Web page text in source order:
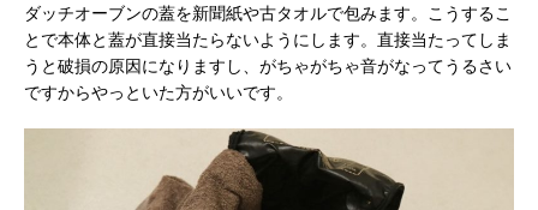
ダッチオーブンの蓋を新聞紙や古タオルで包みます。こうするこ
とで本体と蓋が直接当たらないようにします。直接当たってしま
うと破損の原因になりますし、がちゃがちゃ音がなってうるさい
ですからやっといた方がいいです。